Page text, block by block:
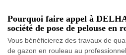
Pourquoi faire appel à
société de pose de pelouse en
Vous bénéficierez des travaux de
de gazon en rouleau au